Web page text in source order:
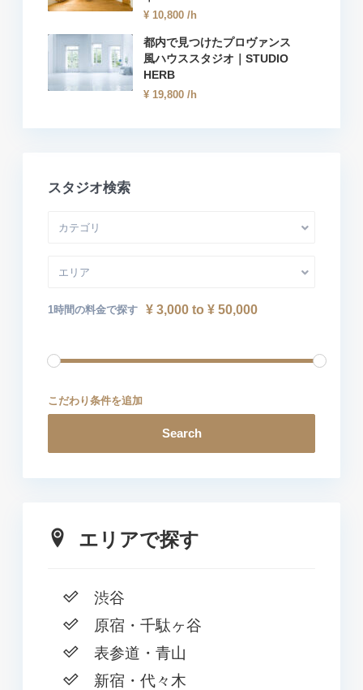
¥ 10,800 /h
都内で見つけたプロヴァンス
風ハウススタジオ｜STUDIO
HERB
¥ 19,800 /h
スタジオ検索
カテゴリ
エリア
1時間の料金で探す ¥ 3,000 to ¥ 50,000
こだわり条件を追加
Search
エリアで探す
渋谷
原宿・千駄ヶ谷
表参道・青山
新宿・代々木